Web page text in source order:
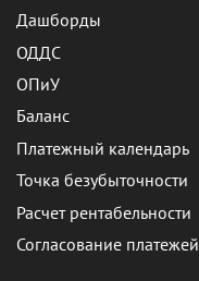
Дашборды
ОДДС
ОПиУ
Баланс
Платежный календарь
Точка безубыточности
Расчет рентабельности
Согласование платежей